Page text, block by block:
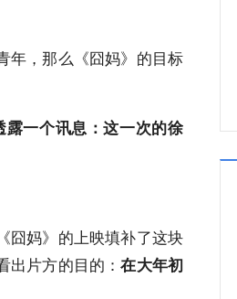
年，那么《囧妈》的目标
一个讯息：这一次的徐
囧妈》的上映填补了这块
出片方的目的：在大年初